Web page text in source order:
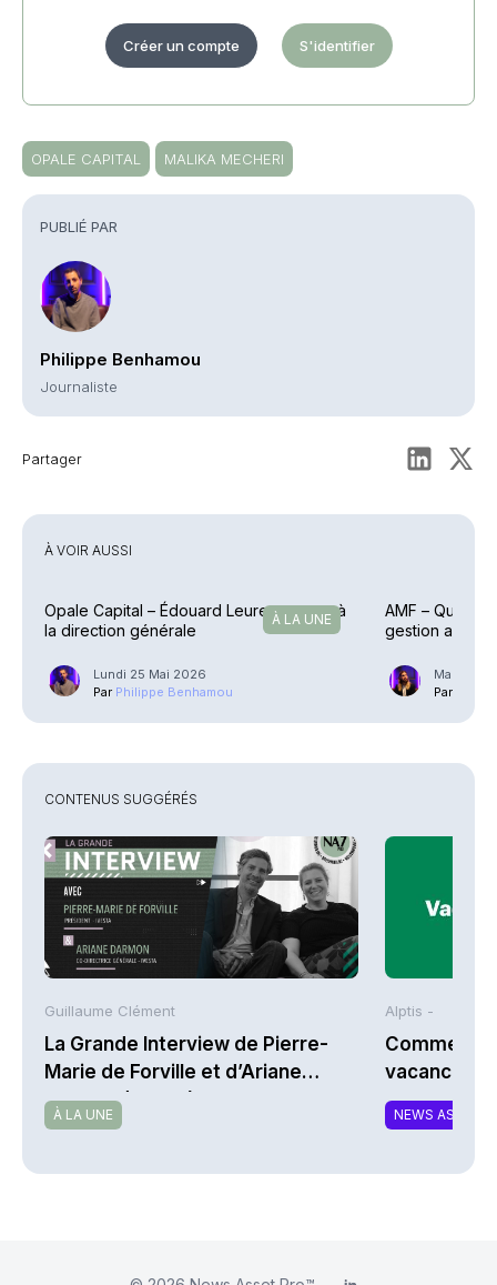
PUBLIÉ PAR
Philippe Benhamou
Journaliste
Partager
Créer un compte S'identifier
OPALE CAPITAL MALIKA MECHERI
À VOIR AUSSI
À LA UNE
Opale Capital – Édouard Leurent promu à
la direction générale
Lundi 25 Mai 2026
Par Philippe Benhamou
AMF –
gestion
Mardi 3
Par
CONTENUS SUGGÉRÉS
Guillaume Clément
La Grande Interview de Pierre-
Marie de Forville et d’Ariane
Darmon (Ivesta)
À LA UNE
Alptis -
Comment
vacances à
NEWS